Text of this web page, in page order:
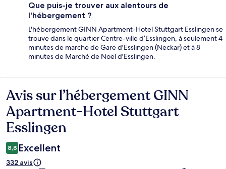
Que puis-je trouver aux alentours de
l'hébergement ?
L'hébergement GINN Apartment-Hotel Stuttgart Esslingen se
trouve dans le quartier Centre-ville d’Esslingen, à seulement 4
minutes de marche de Gare d'Esslingen (Neckar) et à 8
minutes de Marché de Noël d'Esslingen.
Avis
Avis sur l’hébergement GINN
Apartment-Hotel Stuttgart
Esslingen
8,8 Excellent
332 avis